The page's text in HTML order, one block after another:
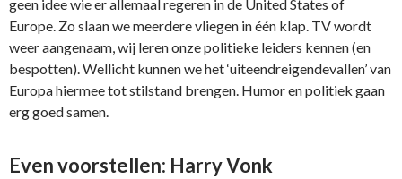
geen idee wie er allemaal regeren in de United States of
Europe. Zo slaan we meerdere vliegen in één klap. TV wordt
weer aangenaam, wij leren onze politieke leiders kennen (en
bespotten). Wellicht kunnen we het ‘uiteendreigendevallen’ van
Europa hiermee tot stilstand brengen. Humor en politiek gaan
erg goed samen.
Even voorstellen: Harry Vonk